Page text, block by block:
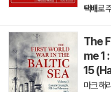
택배로
The
me 1
15
마크 해